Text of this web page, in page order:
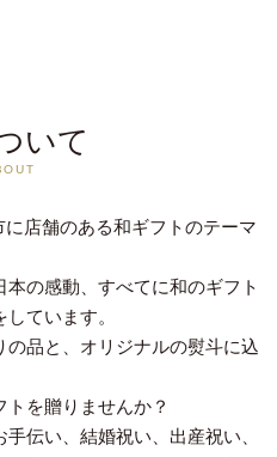
いて
に店舗のある和ギフトのテーマ
の感動、すべてに和のギフト
ています。
品と、オリジナルの熨斗に込
を贈りませんか？
伝い、結婚祝い、出産祝い、